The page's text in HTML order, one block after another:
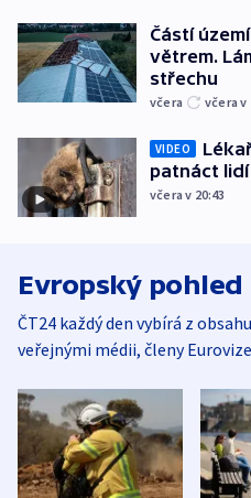
Částí
větrem.
střechu
včera včera v
VIDEO
patnáct
včera v 20:43
Evropský pohled
ČT24 každý den vybírá z
veřejnými médii, členy